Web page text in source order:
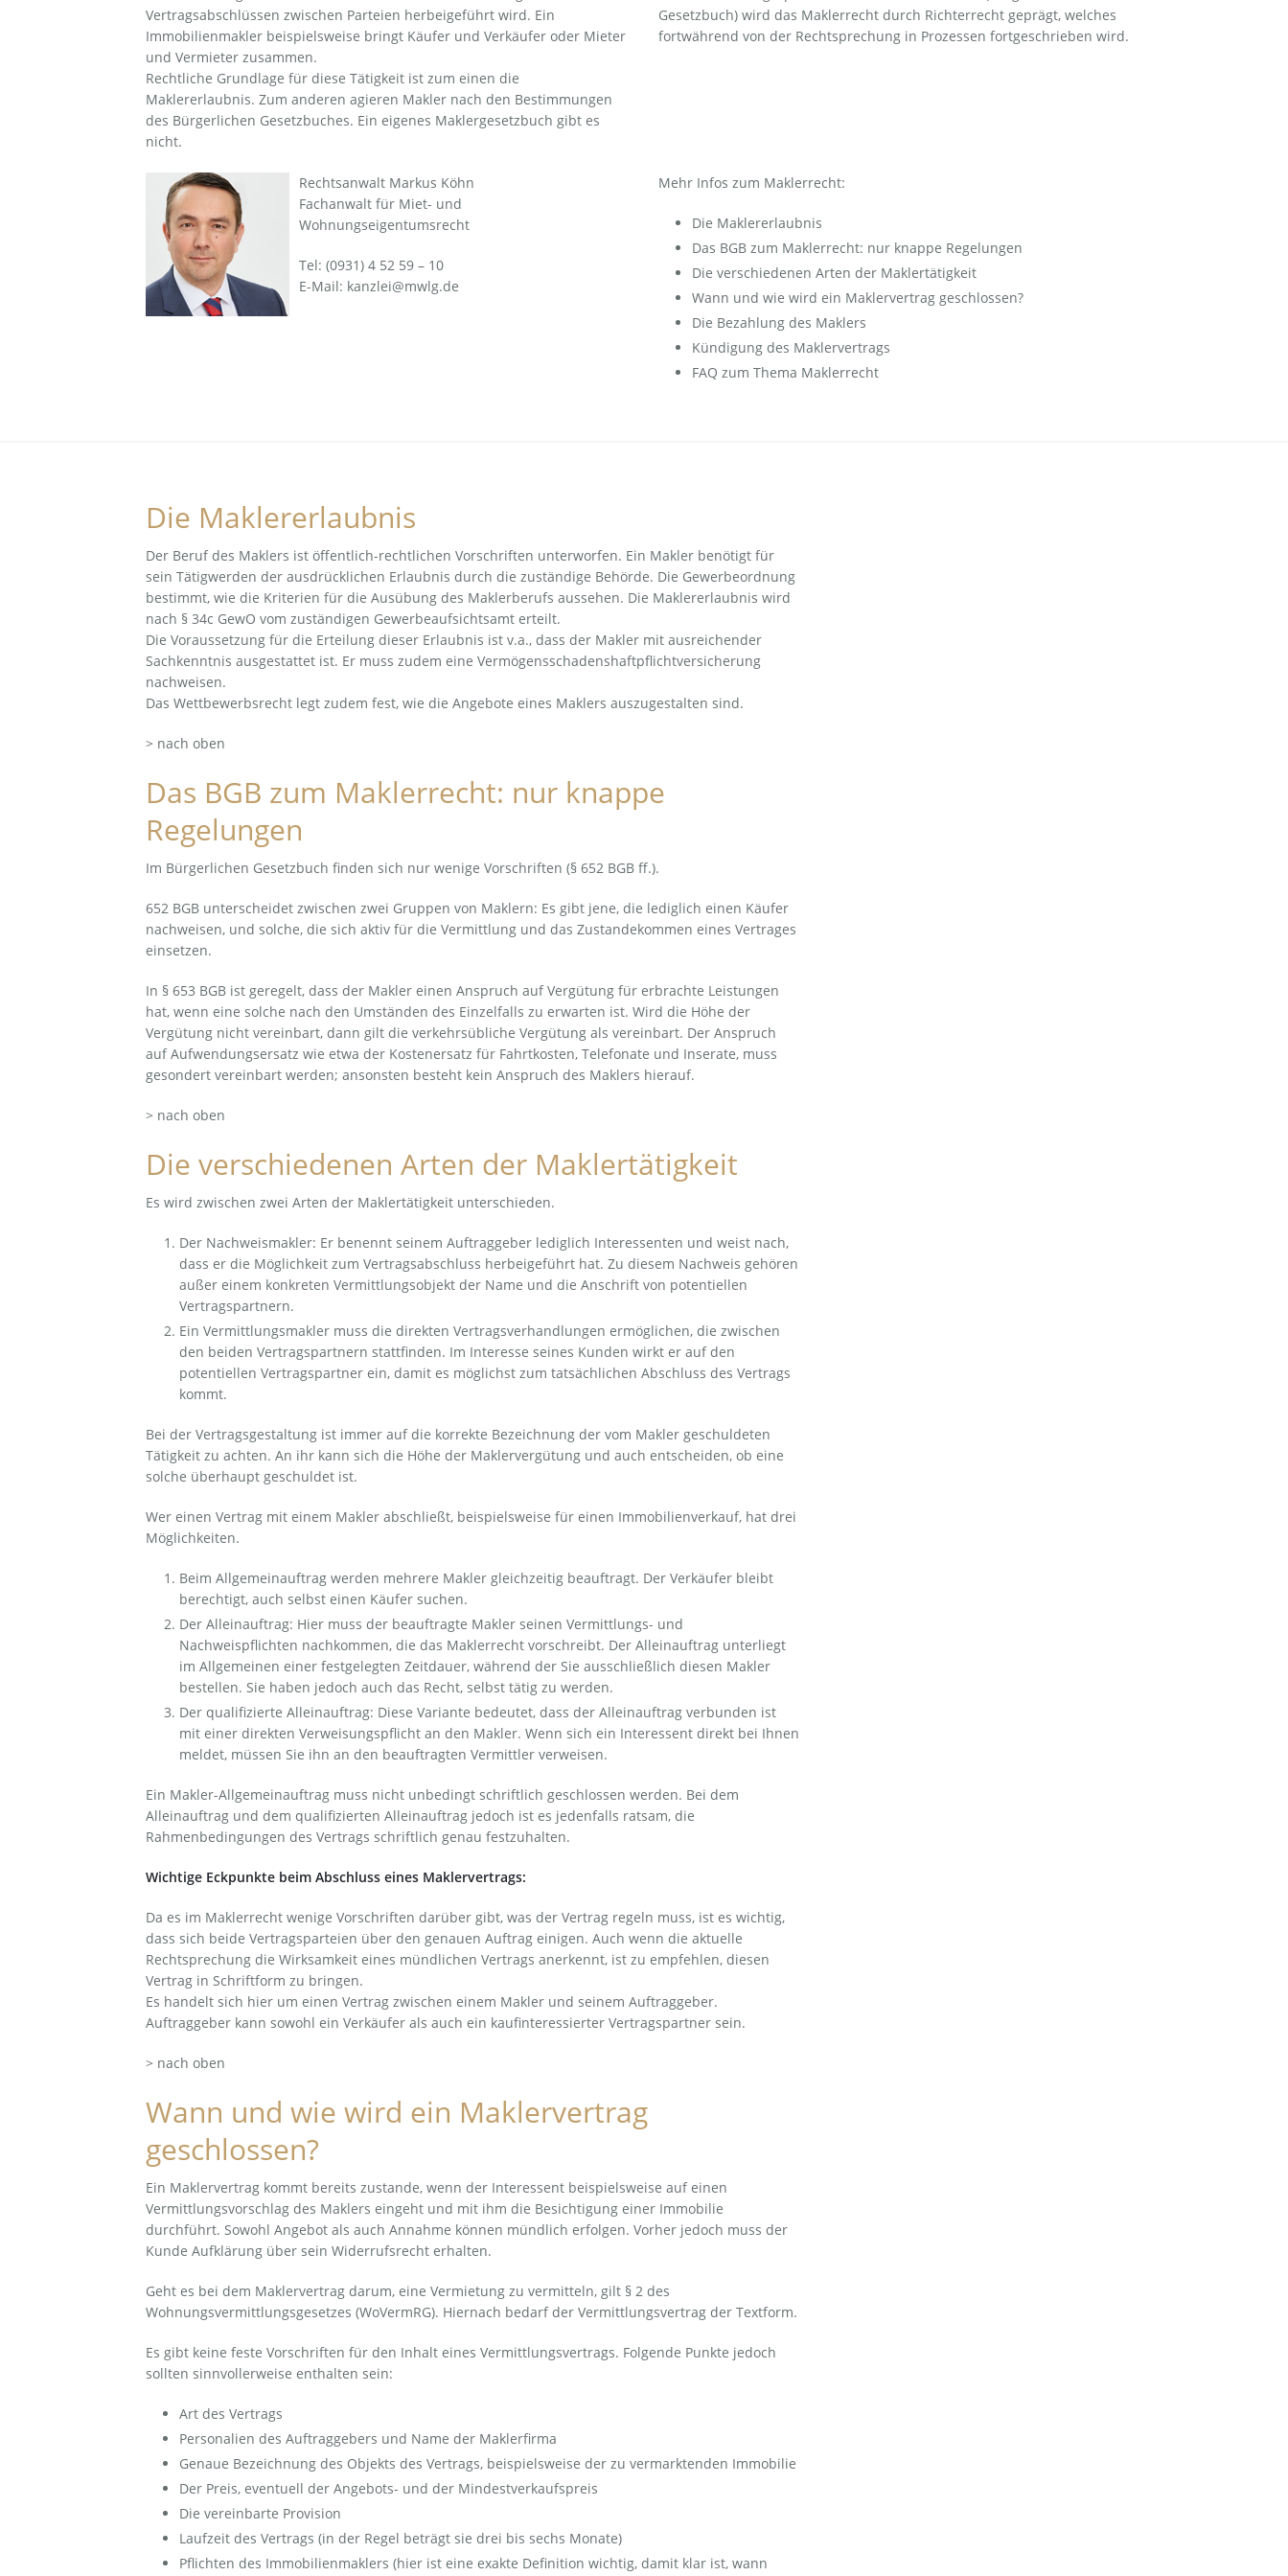
Recht der
Finanzmakler und
Versicherungsmakler
und Strafrecht
Versicherungsrecht
Vertragsabschlüssen zwischen Parteien herbeigeführt wird. Ein
Immobilienmakler beispielsweise bringt Käufer und Verkäufer oder Mieter
und Vermieter zusammen.
Rechtliche Grundlage für diese Tätigkeit ist zum einen die
Maklererlaubnis. Zum anderen agieren Makler nach den Bestimmungen
des Bürgerlichen Gesetzbuches. Ein eigenes Maklergesetzbuch gibt es
nicht.
Gesetzbuch) wird das Maklerrecht durch Richterrecht geprägt, welches
fortwährend von der Rechtsprechung in Prozessen fortgeschrieben wird.
Rechtsanwalt Markus Köhn
Fachanwalt für Miet- und
Wohnungseigentumsrecht
Tel: (0931) 4 52 59 – 10
E-Mail: kanzlei@mwlg.de
Mehr Infos zum Maklerrecht:
Die Maklererlaubnis
Das BGB zum Maklerrecht: nur knappe Regelungen
Die verschiedenen Arten der Maklertätigkeit
Wann und wie wird ein Maklervertrag geschlossen?
Die Bezahlung des Maklers
Kündigung des Maklervertrags
FAQ zum Thema Maklerrecht
Die Maklererlaubnis
Der Beruf des Maklers ist öffentlich-rechtlichen Vorschriften unterworfen. Ein Makler benötigt für
sein Tätigwerden der ausdrücklichen Erlaubnis durch die zuständige Behörde. Die Gewerbeordnung
bestimmt, wie die Kriterien für die Ausübung des Maklerberufs aussehen. Die Maklererlaubnis wird
nach § 34c GewO vom zuständigen Gewerbeaufsichtsamt erteilt.
Die Voraussetzung für die Erteilung dieser Erlaubnis ist v.a., dass der Makler mit ausreichender
Sachkenntnis ausgestattet ist. Er muss zudem eine Vermögensschadenshaftpflichtversicherung
nachweisen.
Das Wettbewerbsrecht legt zudem fest, wie die Angebote eines Maklers auszugestalten sind.
> nach oben
Das BGB zum Maklerrecht: nur knappe
Regelungen
Im Bürgerlichen Gesetzbuch finden sich nur wenige Vorschriften (§ 652 BGB ff.).
652 BGB unterscheidet zwischen zwei Gruppen von Maklern: Es gibt jene, die lediglich einen Käufer
nachweisen, und solche, die sich aktiv für die Vermittlung und das Zustandekommen eines Vertrages
einsetzen.
In § 653 BGB ist geregelt, dass der Makler einen Anspruch auf Vergütung für erbrachte Leistungen
hat, wenn eine solche nach den Umständen des Einzelfalls zu erwarten ist. Wird die Höhe der
Vergütung nicht vereinbart, dann gilt die verkehrsübliche Vergütung als vereinbart. Der Anspruch
auf Aufwendungsersatz wie etwa der Kostenersatz für Fahrtkosten, Telefonate und Inserate, muss
gesondert vereinbart werden; ansonsten besteht kein Anspruch des Maklers hierauf.
> nach oben
Die verschiedenen Arten der Maklertätigkeit
Es wird zwischen zwei Arten der Maklertätigkeit unterschieden.
Der Nachweismakler: Er benennt seinem Auftraggeber lediglich Interessenten und weist nach,
dass er die Möglichkeit zum Vertragsabschluss herbeigeführt hat. Zu diesem Nachweis gehören
außer einem konkreten Vermittlungsobjekt der Name und die Anschrift von potentiellen
Vertragspartnern.
Ein Vermittlungsmakler muss die direkten Vertragsverhandlungen ermöglichen, die zwischen
den beiden Vertragspartnern stattfinden. Im Interesse seines Kunden wirkt er auf den
potentiellen Vertragspartner ein, damit es möglichst zum tatsächlichen Abschluss des Vertrags
kommt.
Bei der Vertragsgestaltung ist immer auf die korrekte Bezeichnung der vom Makler geschuldeten
Tätigkeit zu achten. An ihr kann sich die Höhe der Maklervergütung und auch entscheiden, ob eine
solche überhaupt geschuldet ist.
Wer einen Vertrag mit einem Makler abschließt, beispielsweise für einen Immobilienverkauf, hat drei
Möglichkeiten.
Beim Allgemeinauftrag werden mehrere Makler gleichzeitig beauftragt. Der Verkäufer bleibt
berechtigt, auch selbst einen Käufer suchen.
Der Alleinauftrag: Hier muss der beauftragte Makler seinen Vermittlungs- und
Nachweispflichten nachkommen, die das Maklerrecht vorschreibt. Der Alleinauftrag unterliegt
im Allgemeinen einer festgelegten Zeitdauer, während der Sie ausschließlich diesen Makler
bestellen. Sie haben jedoch auch das Recht, selbst tätig zu werden.
Der qualifizierte Alleinauftrag: Diese Variante bedeutet, dass der Alleinauftrag verbunden ist
mit einer direkten Verweisungspflicht an den Makler. Wenn sich ein Interessent direkt bei Ihnen
meldet, müssen Sie ihn an den beauftragten Vermittler verweisen.
Ein Makler-Allgemeinauftrag muss nicht unbedingt schriftlich geschlossen werden. Bei dem
Alleinauftrag und dem qualifizierten Alleinauftrag jedoch ist es jedenfalls ratsam, die
Rahmenbedingungen des Vertrags schriftlich genau festzuhalten.
Wichtige Eckpunkte beim Abschluss eines Maklervertrags:
Da es im Maklerrecht wenige Vorschriften darüber gibt, was der Vertrag regeln muss, ist es wichtig,
dass sich beide Vertragsparteien über den genauen Auftrag einigen. Auch wenn die aktuelle
Rechtsprechung die Wirksamkeit eines mündlichen Vertrags anerkennt, ist zu empfehlen, diesen
Vertrag in Schriftform zu bringen.
Es handelt sich hier um einen Vertrag zwischen einem Makler und seinem Auftraggeber.
Auftraggeber kann sowohl ein Verkäufer als auch ein kaufinteressierter Vertragspartner sein.
> nach oben
Wann und wie wird ein Maklervertrag
geschlossen?
Ein Maklervertrag kommt bereits zustande, wenn der Interessent beispielsweise auf einen
Vermittlungsvorschlag des Maklers eingeht und mit ihm die Besichtigung einer Immobilie
durchführt. Sowohl Angebot als auch Annahme können mündlich erfolgen. Vorher jedoch muss der
Kunde Aufklärung über sein Widerrufsrecht erhalten.
Geht es bei dem Maklervertrag darum, eine Vermietung zu vermitteln, gilt § 2 des
Wohnungsvermittlungsgesetzes (WoVermRG). Hiernach bedarf der Vermittlungsvertrag der Textform.
Es gibt keine feste Vorschriften für den Inhalt eines Vermittlungsvertrags. Folgende Punkte jedoch
sollten sinnvollerweise enthalten sein:
Art des Vertrags
Personalien des Auftraggebers und Name der Maklerfirma
Genaue Bezeichnung des Objekts des Vertrags, beispielsweise der zu vermarktenden Immobilie
Der Preis, eventuell der Angebots- und der Mindestverkaufspreis
Die vereinbarte Provision
Laufzeit des Vertrags (in der Regel beträgt sie drei bis sechs Monate)
Pflichten des Immobilienmaklers (hier ist eine exakte Definition wichtig, damit klar ist, wann